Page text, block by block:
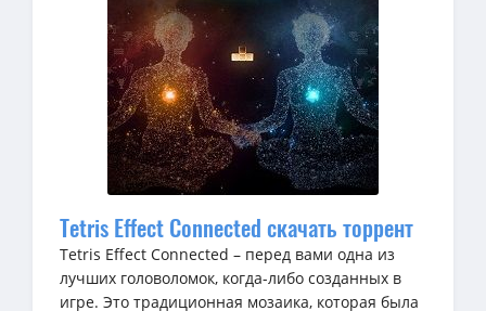
Tetris Effect Connected скачать торрент
Tetris Effect Connected – перед вами одна из
лучших головоломок, когда-либо созданных в
игре. Это традиционная мозаика, которая была